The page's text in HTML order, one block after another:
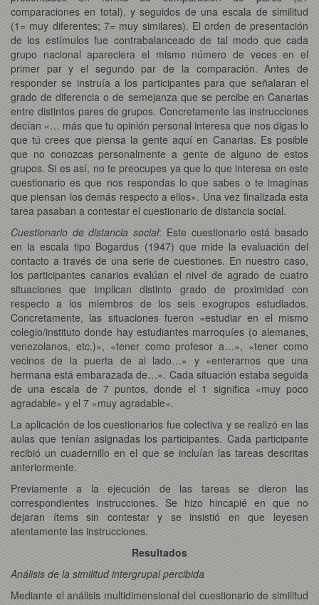
comparaciones en total), y seguidos de una escala de similitud
(1= muy diferentes; 7= muy similares). El orden de presentación
de los estímulos fue contrabalanceado de tal modo que cada
grupo nacional apareciera el mismo número de veces en el
primer par y el segundo par de la comparación. Antes de
responder se instruía a los participantes para que señalaran el
grado de diferencia o de semejanza que se percibe en Canarias
entre distintos pares de grupos. Concretamente las instrucciones
decían «… más que tu opinión personal interesa que nos digas lo
que tú crees que piensa la gente aquí en Canarias. Es posible
que no conozcas personalmente a gente de alguno de estos
grupos. Si es así, no te preocupes ya que lo que interesa en este
cuestionario es que nos respondas lo que sabes o te imaginas
que piensan los demás respecto a ellos». Una vez finalizada esta
tarea pasaban a contestar el cuestionario de distancia social.
Cuestionario de distancia social: Este cuestionario está basado
en la escala tipo Bogardus (1947) que mide la evaluación del
contacto a través de una serie de cuestiones. En nuestro caso,
los participantes canarios evalúan el nivel de agrado de cuatro
situaciones que implican distinto grado de proximidad con
respecto a los miembros de los seis exogrupos estudiados.
Concretamente, las situaciones fueron «estudiar en el mismo
colegio/instituto donde hay estudiantes marroquíes (o alemanes,
venezolanos, etc.)», «tener como profesor a…», «tener como
vecinos de la puerta de al lado…» y «enterarnos que una
hermana está embarazada de…». Cada situación estaba seguida
de una escala de 7 puntos, donde el 1 significa «muy poco
agradable» y el 7 «muy agradable».
La aplicación de los cuestionarios fue colectiva y se realizó en las
aulas que tenían asignadas los participantes. Cada participante
recibió un cuadernillo en el que se incluían las tareas descritas
anteriormente.
Previamente a la ejecución de las tareas se dieron las
correspondientes instrucciones. Se hizo hincapié en que no
dejaran ítems sin contestar y se insistió en que leyesen
atentamente las instrucciones.
Resultados
Análisis de la similitud intergrupal percibida
Mediante el análisis multidimensional del cuestionario de similitud